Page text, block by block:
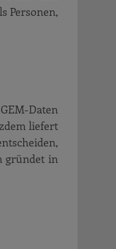
Personen,
Daten
liefert
gründet in